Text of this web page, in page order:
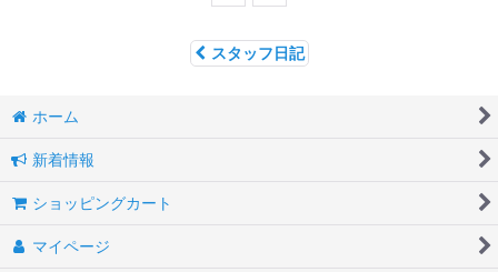
スタッフ日記
ホーム
新着情報
ショッピングカート
マイページ